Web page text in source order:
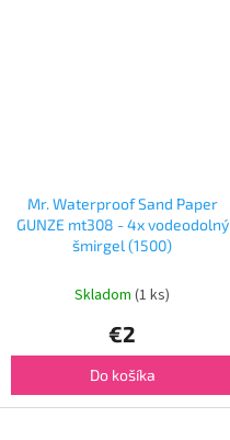
Mr. Waterproof Sand Paper
GUNZE mt308 - 4x vodeodolný
šmirgel (1500)
Skladom (1 ks)
€2
Do košíka